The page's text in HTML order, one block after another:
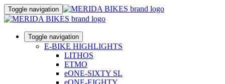
Toggle navigation
Toggle navigation
E-BIKE HIGHLIGHTS
LITHOS
ETMO
eONE-SIXTY SL
eONE-EIGHTY